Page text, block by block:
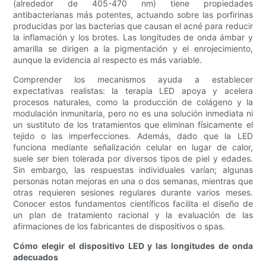
(alrededor de 405-470 nm) tiene propiedades
antibacterianas más potentes, actuando sobre las porfirinas
producidas por las bacterias que causan el acné para reducir
la inflamación y los brotes. Las longitudes de onda ámbar y
amarilla se dirigen a la pigmentación y el enrojecimiento,
aunque la evidencia al respecto es más variable.
Comprender los mecanismos ayuda a establecer
expectativas realistas: la terapia LED apoya y acelera
procesos naturales, como la producción de colágeno y la
modulación inmunitaria, pero no es una solución inmediata ni
un sustituto de los tratamientos que eliminan físicamente el
tejido o las imperfecciones. Además, dado que la LED
funciona mediante señalización celular en lugar de calor,
suele ser bien tolerada por diversos tipos de piel y edades.
Sin embargo, las respuestas individuales varían; algunas
personas notan mejoras en una o dos semanas, mientras que
otras requieren sesiones regulares durante varios meses.
Conocer estos fundamentos científicos facilita el diseño de
un plan de tratamiento racional y la evaluación de las
afirmaciones de los fabricantes de dispositivos o spas.
Cómo elegir el dispositivo LED y las longitudes de onda
adecuados